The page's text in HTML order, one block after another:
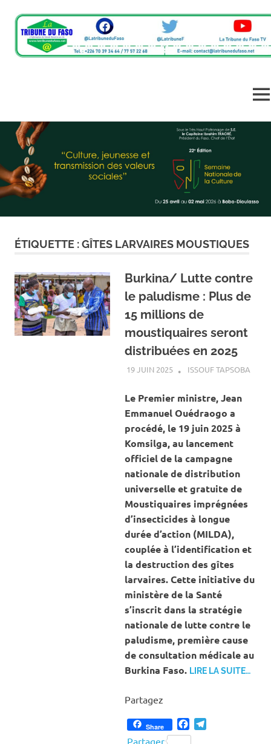
Skip
content
du
Faso
un
clic
ÉTIQUETTE :GÎTES LARVAIRES MOUSTIQUES
Burkina/ Lutte contre
le paludisme : Plus de
15 millions de
moustiquaires seront
distribuées en 2025
19 JUIN 2025 ISSOUF TAPSOBAA LA
Le Premier ministre, Jean
Emmanuel Ouédraogo a
procédé, le 19 juin 2025 à
Komsilga, au lancement
officiel de la campagne
nationale de distribution
universelle et gratuite de
Moustiquaires imprégnées
d’insecticides à longue
durée d’action (MILDA),
couplée à l’identification et
la destruction des gîtes
larvaires. Cette initiative du
ministère de la Santé
s’inscrit dans la stratégie
nationale de lutte contre le
paludisme, première cause
de consultation médicale au
Burkina Faso. LIRE LA SUITE…
Partagez
Share Facebook
Partager